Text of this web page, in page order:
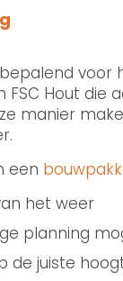
FSC Hout
manier
een
het weer
planning
de juiste